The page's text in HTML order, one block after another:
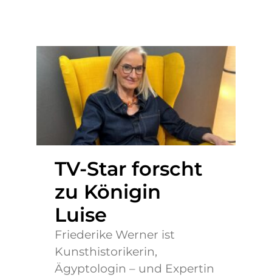
TV-Star forscht
zu Königin
Luise
Friederike Werner ist
Kunsthistorikerin,
Ägyptologin – und Expertin